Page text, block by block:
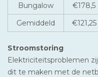
Bungalow
€178,5
Gemiddeld
€121,25
Stroomstoring
Elektriciteitsproblemen
dit te maken met de